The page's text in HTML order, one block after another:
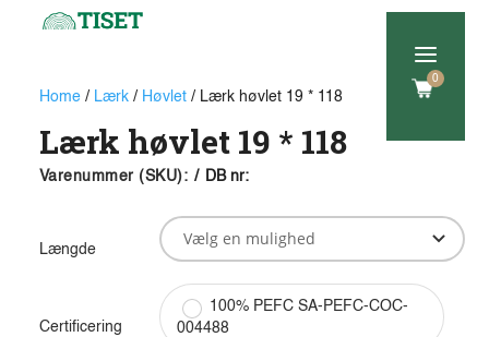
a
0
Home/ Lærk/ Høvlet/ Lærk høvlet 19 * 118
Lærk høvlet 19 * 118
Varenummer (SKU): / DB nr:
Længde
Certificering
100% PEFC SA-PEFC-COC-
004488